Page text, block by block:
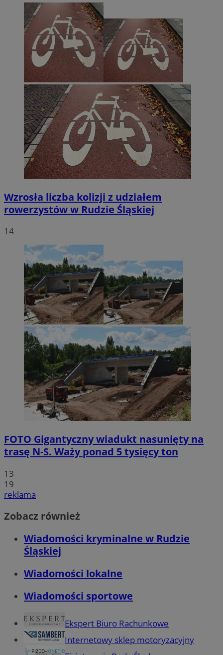
Wzrosła liczba kolizji z udziałem
rowerzystów w Rudzie Śląskiej
14
FOTO Gigantyczny wiadukt nasunięty na
trasę N-S. Waży ponad 5 tysięcy ton
13
19
reklama
Zobacz również
Wiadomości kryminalne w Rudzie
Śląskiej
Wiadomości lokalne
Wiadomości sportowe
Ekspert Biuro Rachunkowe
Internetowy sklep motoryzacyjny